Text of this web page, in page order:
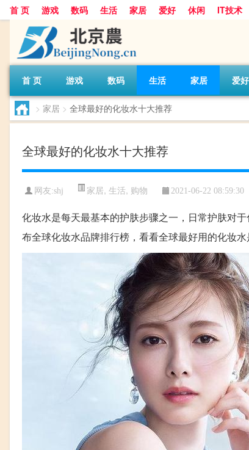
首 页 游戏 数码 生活 家居 爱好 休闲 IT技术
首 页 游戏 数码 生活 家居 爱好
> 家居 > 全球最好的化妆水十大推荐
全球最好的化妆水十大推荐
网友:shj 家居, 生活, 购物 2021-06-22 08:59:30
化妆水是每天最基本的护肤步骤之一，日常护肤对
布全球化妆水品牌排行榜，看看全球最好用的化妆水